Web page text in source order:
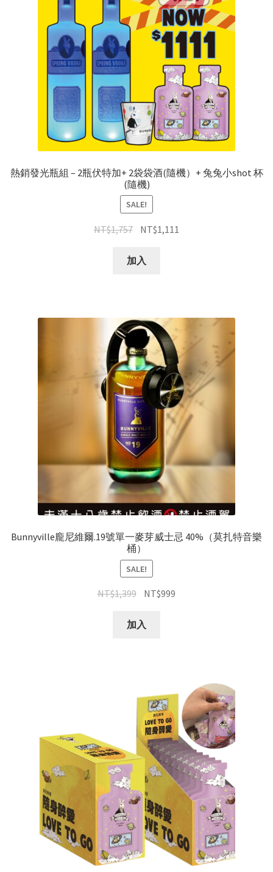
熱銷發光瓶組 – 2瓶伏特加+ 2袋袋酒(隨機）+ 兔兔小shot 杯
(隨機)
SALE!
NT$1,757 NT$1,111
加入
Bunnyville龐尼維爾.19號單一麥芽威士忌 40%（莫扎特音樂
桶）
SALE!
NT$1,399 NT$999
加入